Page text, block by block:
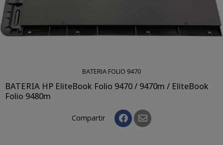
BATERIA FOLIO 9470
BATERIA HP EliteBook Folio 9470 / 9470m / EliteBook
Folio 9480m
Compartir